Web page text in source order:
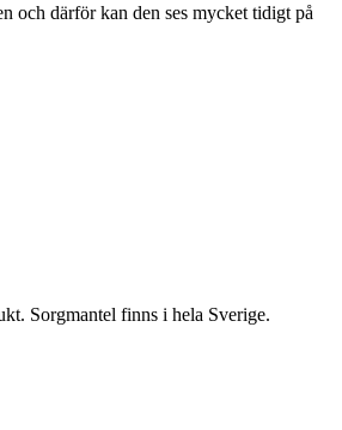
och därför kan den ses mycket tidigt på
Sorgmantel finns i hela Sverige.